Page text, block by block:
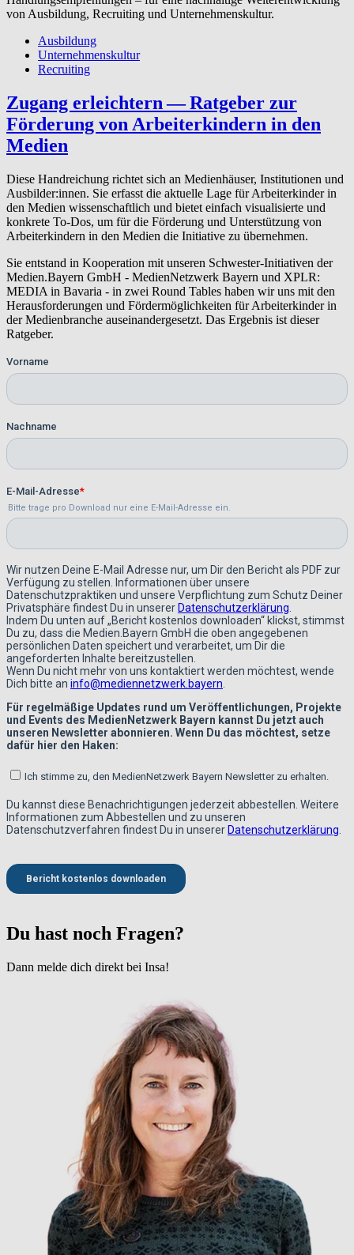
von Ausbildung, Recruiting und Unternehmenskultur.
Ausbildung
Unternehmenskultur
Recruiting
Zugang erleichtern — Ratgeber zur
Förderung von Arbeit­erkindern in den
Medien
Diese Handreichung richtet sich an Medienhäuser, Institutionen und
Ausbilder:innen. Sie erfasst die aktuelle Lage für Arbeiterkinder in
den Medien wissenschaftlich und bietet einfach visualisierte und
konkrete To-Dos, um für die Förderung und Unterstützung von
Arbeiterkindern in den Medien die Initiative zu übernehmen.
Sie entstand in Kooperation mit unseren Schwester-Initiativen der
Medien.Bayern GmbH - MedienNetzwerk Bayern und XPLR:
MEDIA in Bavaria - in zwei Round Tables haben wir uns mit den
Herausforderungen und Fördermöglichkeiten für Arbeiterkinder in
der Medienbranche auseinandergesetzt. Das Ergebnis ist dieser
Ratgeber.
Du hast noch Fragen?
Dann melde dich direkt bei Insa!